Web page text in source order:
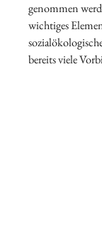
genommen
wichtiges
bereits viele